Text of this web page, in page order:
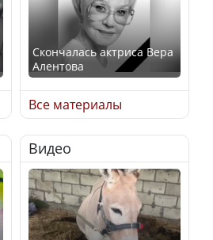
Скончалась актриса Вера
Алентова
В РФ вынесен заочный
приговор по уголовному
делу об убийстве Игоря
Талькова
Все материалы
Видео